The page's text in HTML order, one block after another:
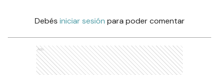
Debés iniciar sesión para poder comentar
Ads